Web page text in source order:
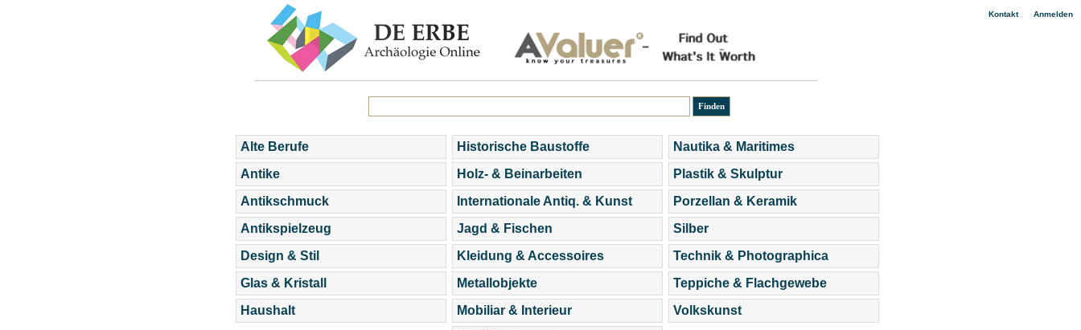
Kontakt| Anmelden
Alte Berufe
Antike
Antikschmuck
Antikspielzeug
Design & Stil
Glas & Kristall
Haushalt
Historische Baustoffe
Holz- & Beinarbeiten
Internationale Antiq. & Kunst
Jagd & Fischen
Kleidung & Accessoires
Metallobjekte
Mobiliar & Interieur
Nautika & Maritimes
Plastik & Skulptur
Porzellan & Keramik
Silber
Technik & Photographica
Teppiche & Flachgewebe
Volkskunst